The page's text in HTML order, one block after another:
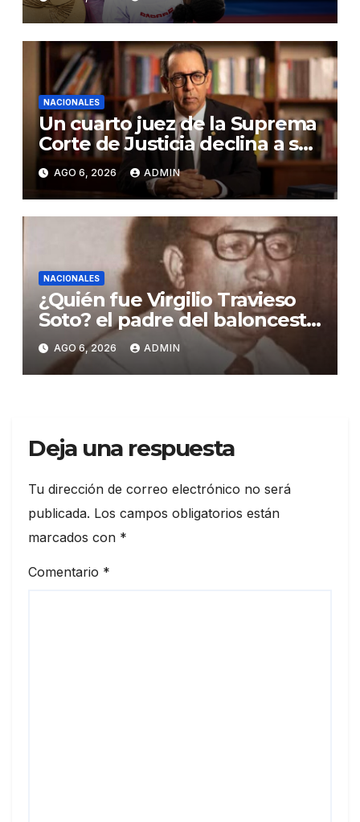
NACIONALES
Un cuarto juez de la Suprema
Corte de Justicia declina a ser
evaluado por el CNM
AGO 6, 2026 ADMIN
NACIONALES
¿Quién fue Virgilio Travieso
Soto? el padre del baloncesto
dominicano
AGO 6, 2026 ADMIN
Deja una respuesta
Tu dirección de correo electrónico no será
publicada. Los campos obligatorios están
marcados con *
Comentario *